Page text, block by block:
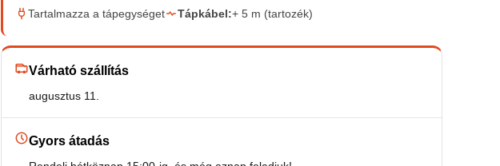
Tartalmazza a tápegységet Tápkábel:+ 5 m (tartozék)
Várható szállítás
augusztus 11.
Gyors átadás